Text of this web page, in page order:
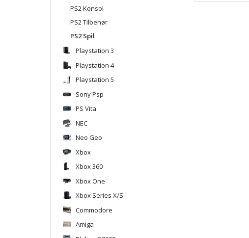
PS2 Konsol
PS2 Tilbehør
PS2 Spil
Playstation 3
Playstation 4
Playstation 5
Sony Psp
PS Vita
NEC
Neo Geo
Xbox
Xbox 360
Xbox One
Xbox Series X/S
Commodore
Amiga